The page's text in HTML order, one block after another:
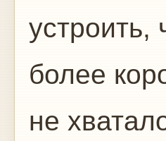
более
не